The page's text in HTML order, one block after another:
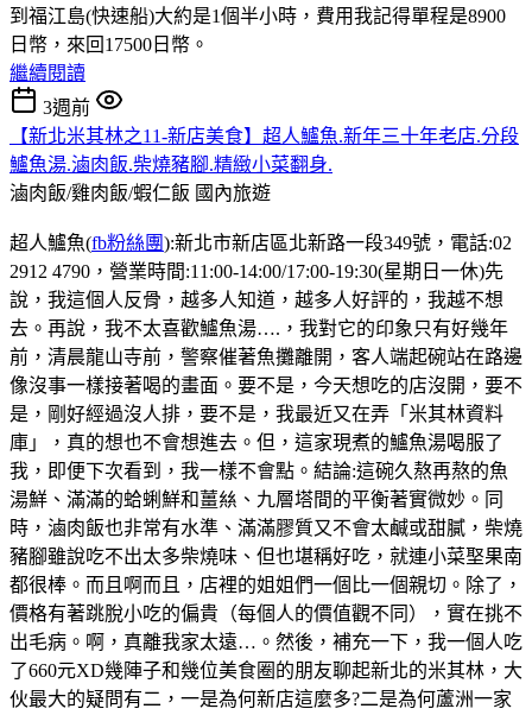
到福江島(快速船)大約是1個半小時，費用我記得單程是8900
日幣，來回17500日幣。
繼續閱讀
3週前
【新北米其林之11-新店美食】超人鱸魚.新年三十年老店.分段
鱸魚湯.滷肉飯.柴燒豬腳.精緻小菜翻身.
滷肉飯/雞肉飯/蝦仁飯 國內旅遊
超人鱸魚(fb粉絲團):新北市新店區北新路一段349號，電話:02
2912 4790，營業時間:11:00-14:00/17:00-19:30(星期日一休)先
說，我這個人反骨，越多人知道，越多人好評的，我越不想
去。再說，我不太喜歡鱸魚湯….，我對它的印象只有好幾年
前，清晨龍山寺前，警察催著魚攤離開，客人端起碗站在路邊
像沒事一樣接著喝的畫面。要不是，今天想吃的店沒開，要不
是，剛好經過沒人排，要不是，我最近又在弄「米其林資料
庫」，真的想也不會想進去。但，這家現煮的鱸魚湯喝服了
我，即便下次看到，我一樣不會點。結論:這碗久熬再熬的魚
湯鮮、滿滿的蛤蜊鮮和薑𢇃、九層塔間的平衡著實微妙。同
時，滷肉飯也非常有水準、滿滿膠質又不會太鹹或甜膩，柴燒
豬腳雖說吃不出太多柴燒味、但也堪稱好吃，就連小菜埾果南
都很棒。而且啊而且，店裡的姐姐們一個比一個親切。除了，
價格有著跳脫小吃的偏貴（每個人的價值觀不同），實在挑不
出毛病。啊，真離我家太遠…。然後，補充一下，我一個人吃
了660元XD幾陣子和幾位美食圈的朋友聊起新北的米其林，大
伙最大的疑問有二，一是為何新店這麼多?二是為何蘆洲一家